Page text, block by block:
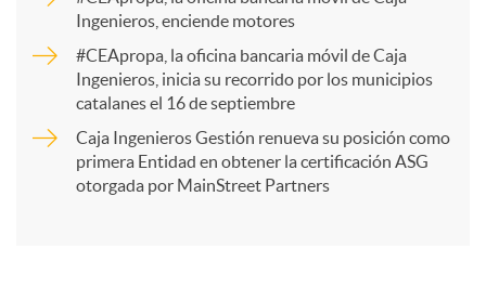
r
t
Ingenieros, enciende motores
#CEApropa, la oficina bancaria móvil de Caja
Ingenieros, inicia su recorrido por los municipios
catalanes el 16 de septiembre
Caja Ingenieros Gestión renueva su posición como
primera Entidad en obtener la certificación ASG
otorgada por MainStreet Partners